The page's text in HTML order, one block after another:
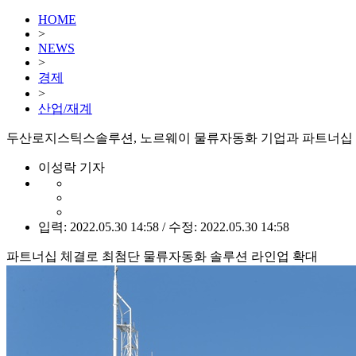
HOME
>
NEWS
>
경제
>
산업/재계
두산로지스틱스솔루션, 노르웨이 물류자동화 기업과 파트너십
이성락 기자
입력: 2022.05.30 14:58 / 수정: 2022.05.30 14:58
파트너십 체결로 최첨단 물류자동화 솔루션 라인업 확대